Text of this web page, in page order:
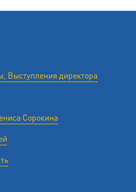
Выступления директора
Сорокина